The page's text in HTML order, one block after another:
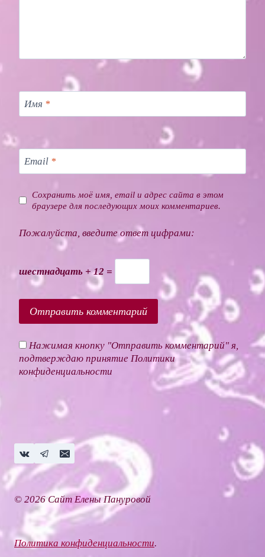
Имя *
Email *
Сохранить моё имя, email и адрес сайта в этом
браузере для последующих моих комментариев.
Пожалуйста, введите ответ цифрами:
шестнадцать + 12 =
Нажимая кнопку "Отправить комментарий" я,
подтверждаю принятие Политики
конфиденциальности
© 2026 Сайт Елены Пануровой
Политика конфиденциальности.